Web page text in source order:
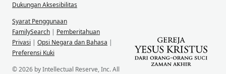
Dukungan Aksesibilitas
Syarat Penggunaan
FamilySearch | Pemberitahuan
Privasi | Opsi Negara dan Bahasa |
Preferensi Kuki
© 2026 by Intellectual Reserve, Inc. All